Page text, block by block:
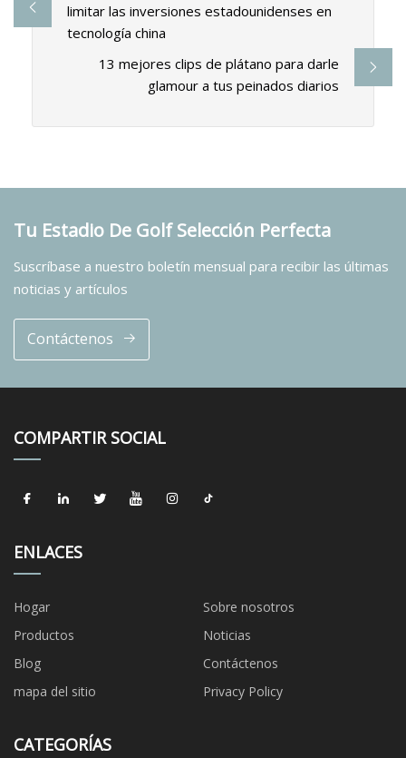
limitar las inversiones estadounidenses en
tecnología china
13 mejores clips de plátano para darle
glamour a tus peinados diarios
Tu Estadio De Golf Selección Perfecta
Suscríbase a nuestro boletín mensual para recibir las últimas
noticias y artículos
Contáctenos
COMPARTIR SOCIAL
ENLACES
Hogar
Sobre nosotros
Productos
Noticias
Blog
Contáctenos
mapa del sitio
Privacy Policy
CATEGORÍAS